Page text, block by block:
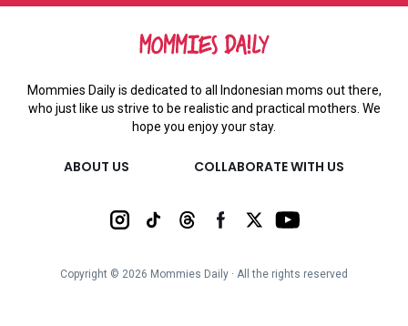
Mommies Daily is dedicated to all Indonesian moms out there,
who just like us strive to be realistic and practical mothers. We
hope you enjoy your stay.
ABOUT US COLLABORATE WITH US
Copyright © 2026 Mommies Daily ∙ All the rights reserved